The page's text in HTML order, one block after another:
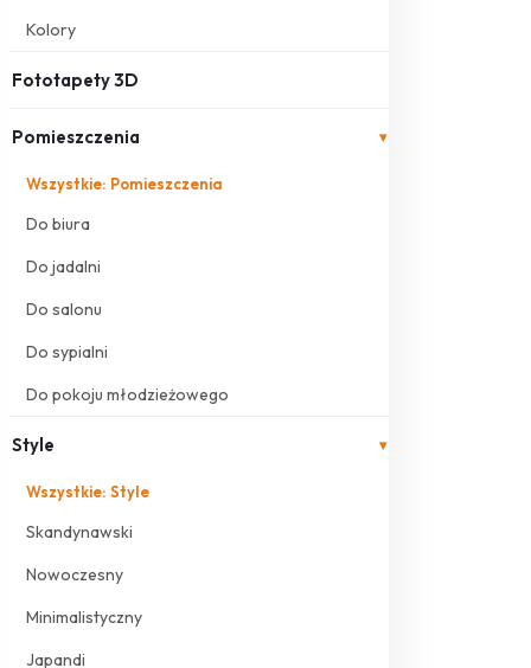
Kolory
Fototapety 3D
Pomieszczenia ▾
Wszystkie: Pomieszczenia
Do biura
Do jadalni
Do salonu
Do sypialni
Do pokoju młodzieżowego
Style ▾
Wszystkie: Style
Skandynawski
Nowoczesny
Minimalistyczny
Japandi